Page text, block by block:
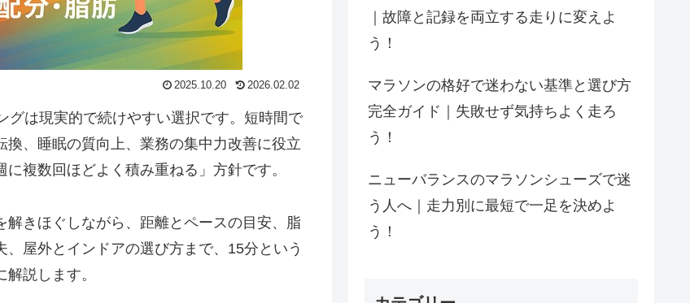
2025.10.20 2026.02.02
グは現実的で続けやすい選択です。短時間で
、睡眠の質向上、業務の集中力改善に役立
複数回ほどよく積み重ねる」方針です。
きほぐしながら、距離とペースの目安、脂
屋外とインドアの選び方まで、15分という
説します。
｜故障と記録を両立する走りに変えよ
う！
マラソンの格好で迷わない基準と選び方
完全ガイド｜失敗せず気持ちよく走ろ
う！
ニューバランスのマラソンシューズで迷
う人へ｜走力別に最短で一足を決めよ
う！